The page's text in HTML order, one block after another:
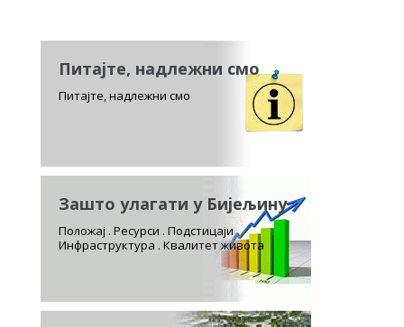
Питајте, надлежни смо
Питајте, надлежни смо
Зашто улагати у Бијељину
Положај . Ресурси . Подстицаји
Инфраструктура . Квалитет живота